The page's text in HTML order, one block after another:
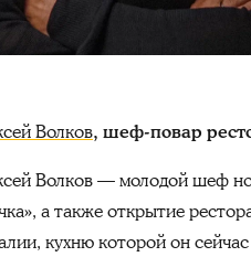
Волков, шеф-повар
Волков — молодой шеф
а также открытие
кухню которой он